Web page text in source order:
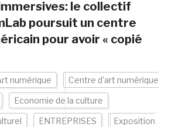
le collectif
poursuit un centre
pour avoir « copié
numérique Centre d'art numérique
Economie de la culture
ENTREPRISES Exposition